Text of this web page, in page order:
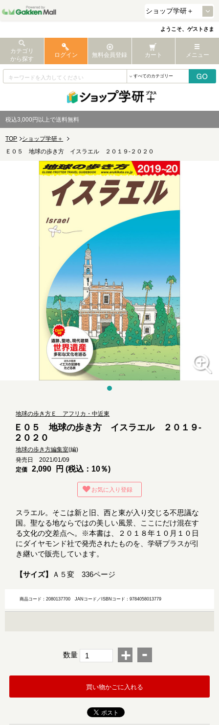
ようこそ、ゲストさま
カテゴリ
から探す
ログイン 無料会員登録 カート メニュー
税込3,000円以上で送料無料
TOP
ショップ学研＋
Ｅ０５ 地球の歩き方 イスラエル ２０１９-２０２０
地球の歩き方Ｅ アフリカ・中近東
Ｅ０５ 地球の歩き方 イスラエル ２０１９-
２０２０
地球の歩き方編集室(編)
発売日 2021/01/09
定価
2,090 円 (税込：10％)
お気に入り登録
スラエル。そこは新と旧、西と東が入り交じる不思議な
国。聖なる地ならではの美しい風景、ここにだけ混在す
る文化の交差点へ。※本書は、２０１８年１０月１０日
にダイヤモンド社で発売されたものを、学研プラスが引
き継いで販売しています。
【サイズ】 Ａ５変 336ページ
商品コード：2080137700JANコード／ISBNコード：9784058013779
数量 + -
買い物かごに入れる